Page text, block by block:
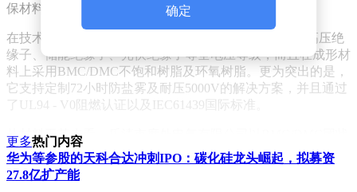
保材料方案。
在技术方面，该公司亮点十足。其产品不仅覆盖35KV高压绝
缘子、储能绝缘子、光伏绝缘子等全电压等级，而且在成形材
料上采用BMC/DMC不饱和树脂及环氧树脂。更为突出的是，
它支持定制72小时防盐雾及耐压5000V的解决方案，并且通过
了UL94 - V0阻燃认证以及IEC61439国际标准。
从材料工艺来看，乐清市度外电气有限公司以BMC/DMC团状
树脂作为主要成形材料，嵌件采用铜/铝/不锈钢电镀处理，能
够支持72小时中性盐雾测试，两端还可配接螺杆，满足多样化
的安装需求。在认证体系上，其产品通过了CE/ROHS/UL94 -
确定
更多热门内容
华为等参股的天科合达冲刺IPO：碳化硅龙头崛起，拟募资
27.8亿扩产能